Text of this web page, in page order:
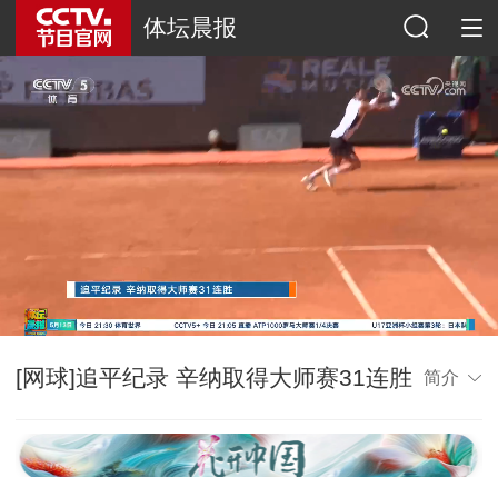
体坛晨报
[网球]追平纪录 辛纳取得大师赛31连胜 简介